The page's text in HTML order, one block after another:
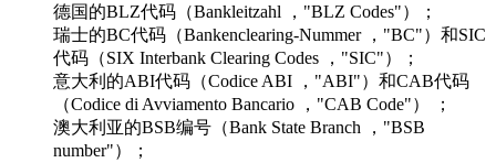
德国的BLZ代码（Bankleitzahl ，"BLZ Codes"）；
瑞士的BC代码（Bankenclearing-Nummer ，"BC"）和SIC
代码（SIX Interbank Clearing Codes ，"SIC"）；
意大利的ABI代码（Codice ABI ，"ABI"）和CAB代码
（Codice di Avviamento Bancario ，"CAB Code"） ；
澳大利亚的BSB编号（Bank State Branch ，"BSB
number"）；